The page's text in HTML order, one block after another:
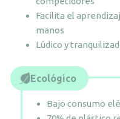
Facilita el
manos
Lúdico y
Ecológico
Bajo consumo